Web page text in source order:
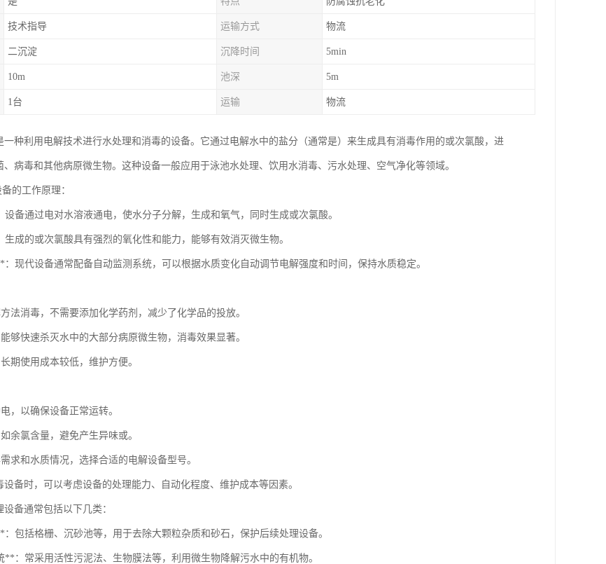
技术指导 运输方式 物流
二沉淀 沉降时间 5min
10m 池深 5m
1台 运输 物流
一种利用电解技术进行水处理和消毒的设备。它通过电解水中的盐分（通常是）来生成具有消毒作用的或次氯酸，进
、病毒和其他病原微生物。这种设备一般应用于泳池水处理、饮用水消毒、污水处理、空气净化等领域。
的工作原理：
备通过电对水溶液通电，使水分子分解，生成和氧气，同时生成或次氯酸。
成的或次氯酸具有强烈的氧化性和能力，能够有效消灭微生物。
现代设备通常配备自动监测系统，可以根据水质变化自动调节电解强度和时间，保持水质稳定。
法消毒，不需要添加化学药剂，减少了化学品的投放。
够快速杀灭水中的大部分病原微生物，消毒效果显著。
期使用成本较低，维护方便。
，以确保设备正常运转。
余氯含量，避免产生异味或。
求和水质情况，选择合适的电解设备型号。
备时，可以考虑设备的处理能力、自动化程度、维护成本等因素。
备通常包括以下几类：
包括格栅、沉砂池等，用于去除大颗粒杂质和砂石，保护后续处理设备。
：常采用活性污泥法、生物膜法等，利用微生物降解污水中的有机物。